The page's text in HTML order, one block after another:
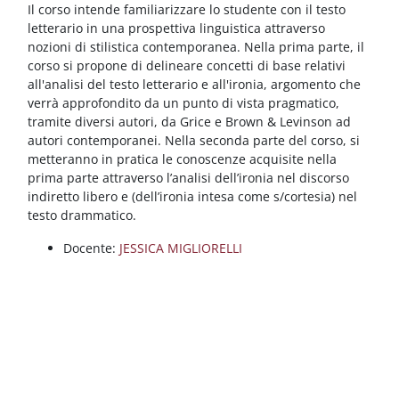
Vai al contenuto principale
Blocchi
Il corso intende familiarizzare lo studente con il testo
letterario in una prospettiva linguistica attraverso
nozioni di stilistica contemporanea. Nella prima parte, il
corso si propone di delineare concetti di base relativi
all'analisi del testo letterario e all'ironia, argomento che
verrà approfondito da un punto di vista pragmatico,
tramite diversi autori, da Grice e Brown & Levinson ad
autori contemporanei. Nella seconda parte del corso, si
metteranno in pratica le conoscenze acquisite nella
prima parte attraverso l’analisi dell’ironia nel discorso
indiretto libero e (dell’ironia intesa come s/cortesia) nel
testo drammatico.
Docente: JESSICA MIGLIORELLI